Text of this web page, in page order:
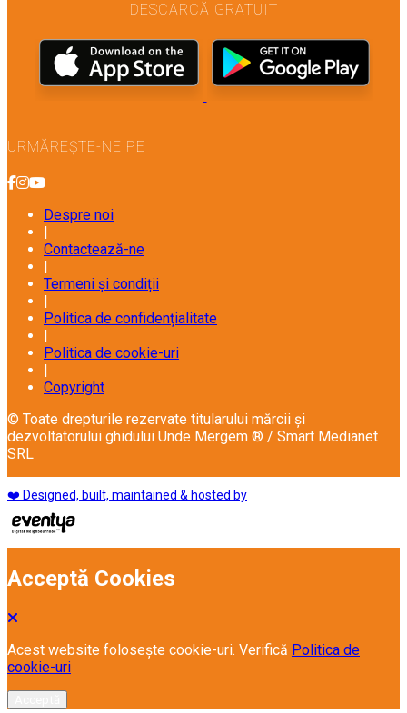
DESCARCĂ GRATUIT
URMĂREȘTE-NE PE
Despre noi
|
Contactează-ne
|
Termeni și condiții
|
Politica de confidențialitate
|
Politica de cookie-uri
|
Copyright
© Toate drepturile rezervate titularului mărcii și
dezvoltatorului ghidului Unde Mergem ® / Smart Medianet
SRL
❤️ Designed, built, maintained & hosted by
Acceptă Cookies
Acest website folosește cookie-uri. Verifică Politica de
cookie-uri